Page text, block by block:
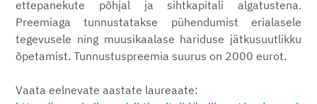
ettepanekute põhjal ja sihtkapitali algatustena.
Preemiaga tunnustatakse pühendumist erialasele
tegevusele ning muusikaalase hariduse jätkusuutlikku
õpetamist. Tunnustuspreemia suurus on 2000 eurot.
Vaata eelnevate aastate laureaate: